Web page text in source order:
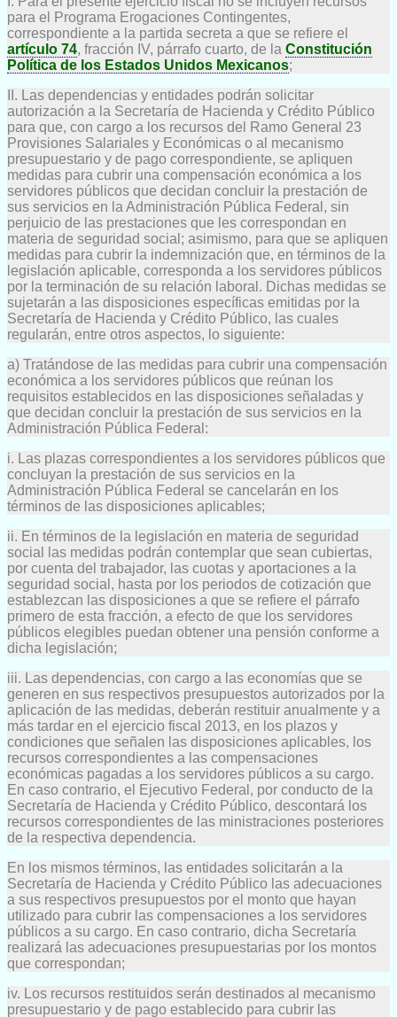
para el Programa Erogaciones Contingentes,
correspondiente a la partida secreta a que se refiere el
artículo 74, fracción IV, párrafo cuarto, de la Constitución
Política de los Estados Unidos Mexicanos;
II. Las dependencias y entidades podrán solicitar
autorización a la Secretaría de Hacienda y Crédito Público
para que, con cargo a los recursos del Ramo General 23
Provisiones Salariales y Económicas o al mecanismo
presupuestario y de pago correspondiente, se apliquen
medidas para cubrir una compensación económica a los
servidores públicos que decidan concluir la prestación de
sus servicios en la Administración Pública Federal, sin
perjuicio de las prestaciones que les correspondan en
materia de seguridad social; asimismo, para que se apliquen
medidas para cubrir la indemnización que, en términos de la
legislación aplicable, corresponda a los servidores públicos
por la terminación de su relación laboral. Dichas medidas se
sujetarán a las disposiciones específicas emitidas por la
Secretaría de Hacienda y Crédito Público, las cuales
regularán, entre otros aspectos, lo siguiente:
a) Tratándose de las medidas para cubrir una compensación
económica a los servidores públicos que reúnan los
requisitos establecidos en las disposiciones señaladas y
que decidan concluir la prestación de sus servicios en la
Administración Pública Federal:
i. Las plazas correspondientes a los servidores públicos que
concluyan la prestación de sus servicios en la
Administración Pública Federal se cancelarán en los
términos de las disposiciones aplicables;
ii. En términos de la legislación en materia de seguridad
social las medidas podrán contemplar que sean cubiertas,
por cuenta del trabajador, las cuotas y aportaciones a la
seguridad social, hasta por los periodos de cotización que
establezcan las disposiciones a que se refiere el párrafo
primero de esta fracción, a efecto de que los servidores
públicos elegibles puedan obtener una pensión conforme a
dicha legislación;
iii. Las dependencias, con cargo a las economías que se
generen en sus respectivos presupuestos autorizados por la
aplicación de las medidas, deberán restituir anualmente y a
más tardar en el ejercicio fiscal 2013, en los plazos y
condiciones que señalen las disposiciones aplicables, los
recursos correspondientes a las compensaciones
económicas pagadas a los servidores públicos a su cargo.
En caso contrario, el Ejecutivo Federal, por conducto de la
Secretaría de Hacienda y Crédito Público, descontará los
recursos correspondientes de las ministraciones posteriores
de la respectiva dependencia.
En los mismos términos, las entidades solicitarán a la
Secretaría de Hacienda y Crédito Público las adecuaciones
a sus respectivos presupuestos por el monto que hayan
utilizado para cubrir las compensaciones a los servidores
públicos a su cargo. En caso contrario, dicha Secretaría
realizará las adecuaciones presupuestarias por los montos
que correspondan;
iv. Los recursos restituidos serán destinados al mecanismo
presupuestario y de pago establecido para cubrir las